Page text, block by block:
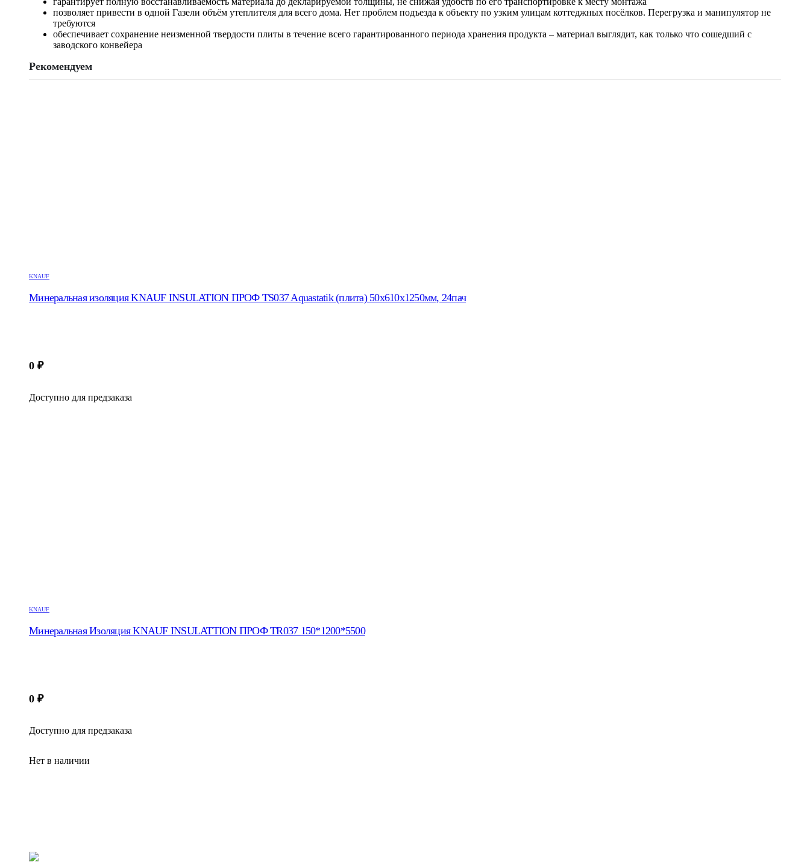
позволяет привести в одной Газели объём утеплителя для всего дома. Нет проблем подъезда к объекту по узким улицам коттеджных посёлков. Перегрузка и манипулятор не
требуются
обеспечивает сохранение неизменной твердости плиты в течение всего гарантированного периода хранения продукта – материал выглядит, как только что сошедший с
заводского конвейера
Рекомендуем
KNAUF
Минеральная изоляция KNAUF INSULATION ПРОФ TS037 Aquastatik (плита) 50х610х1250мм, 24пач
0 ₽
Доступно для предзаказа
KNAUF
Минеральная Изоляция KNAUF INSULATTION ПРОФ TR037 150*1200*5500
0 ₽
Доступно для предзаказа
Нет в наличии